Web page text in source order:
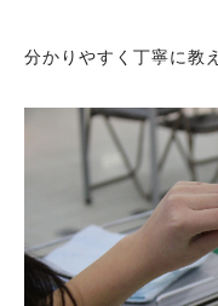
分かりやすく丁寧に教